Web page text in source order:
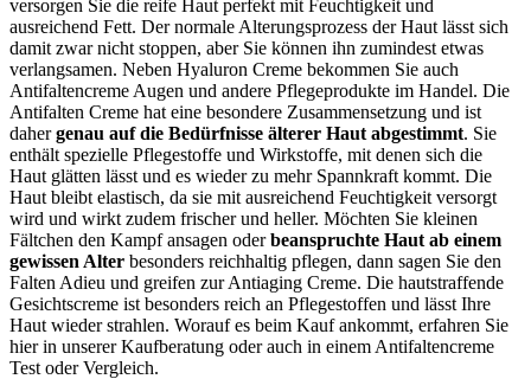
versorgen Sie die reife Haut perfekt mit Feuchtigkeit und
ausreichend Fett. Der normale Alterungsprozess der Haut lässt sich
damit zwar nicht stoppen, aber Sie können ihn zumindest etwas
verlangsamen. Neben Hyaluron Creme bekommen Sie auch
Antifaltencreme Augen und andere Pflegeprodukte im Handel. Die
Antifalten Creme hat eine besondere Zusammensetzung und ist
dahergenau auf die Bedürfnisse älterer Haut abgestimmt. Sie
enthält spezielle Pflegestoffe und Wirkstoffe, mit denen sich die
Haut glätten lässt und es wieder zu mehr Spannkraft kommt. Die
Haut bleibt elastisch, da sie mit ausreichend Feuchtigkeit versorgt
wird und wirkt zudem frischer und heller. Möchten Sie kleinen
Fältchen den Kampf ansagen oderbeanspruchte Haut ab einem
gewissen Alter besonders reichhaltig pflegen, dann sagen Sie den
Falten Adieu und greifen zur Antiaging Creme. Die hautstraffende
Gesichtscreme ist besonders reich an Pflegestoffen und lässt Ihre
Haut wieder strahlen. Worauf es beim Kauf ankommt, erfahren Sie
hier in unserer Kaufberatung oder auch in einem Antifaltencreme
Test oder Vergleich.